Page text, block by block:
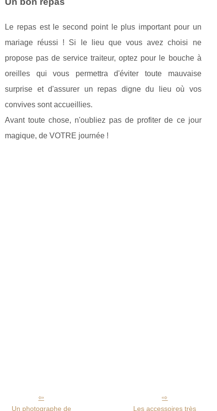
Le repas est le second point le plus important pour un
mariage réussi ! Si le lieu que vous avez choisi ne
propose pas de service traiteur, optez pour le bouche à
oreilles qui vous permettra d'éviter toute mauvaise
surprise et d'assurer un repas digne du lieu où vos
convives sont accueillies.
Avant toute chose, n'oubliez pas de profiter de ce jour
magique, de VOTRE journée !
Un photographe de Les accessoires très